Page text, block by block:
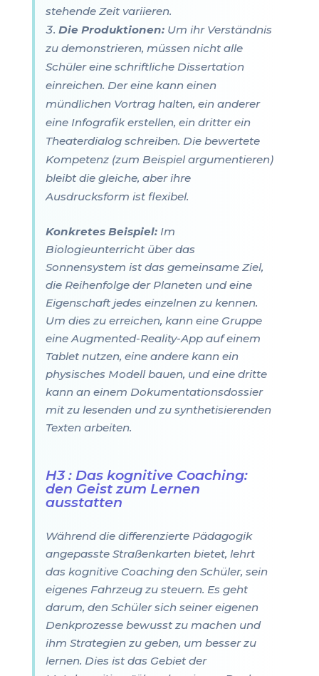
stehende Zeit variieren.
Die Produktionen:Um ihr Verständnis
zu demonstrieren, müssen nicht alle
Schüler eine schriftliche Dissertation
einreichen. Der eine kann einen
mündlichen Vortrag halten, ein anderer
eine Infografik erstellen, ein dritter ein
Theaterdialog schreiben. Die bewertete
Kompetenz (zum Beispiel argumentieren)
bleibt die gleiche, aber ihre
Ausdrucksform ist flexibel.
Konkretes Beispiel:Im
Biologieunterricht über das
Sonnensystem ist das gemeinsame Ziel,
die Reihenfolge der Planeten und eine
Eigenschaft jedes einzelnen zu kennen.
Um dies zu erreichen, kann eine Gruppe
eine Augmented-Reality-App auf einem
Tablet nutzen, eine andere kann ein
physisches Modell bauen, und eine dritte
kann an einem Dokumentationsdossier
mit zu lesenden und zu synthetisierenden
Texten arbeiten.
H3 : Das kognitive Coaching:
den Geist zum Lernen
ausstatten
Während die differenzierte Pädagogik
angepasste Straßenkarten bietet, lehrt
das kognitive Coaching den Schüler, sein
eigenes Fahrzeug zu steuern. Es geht
darum, den Schüler sich seiner eigenen
Denkprozesse bewusst zu machen und
ihm Strategien zu geben, um besser zu
lernen. Dies ist das Gebiet der